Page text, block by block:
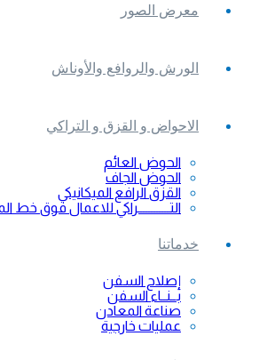
معرض الصور
الورش والروافع والأوناش
الاحواض و القزق و التراكي
الحوض العائم
الحوض الجاف
القزق الرافع الميكانيكي
التــــــــــــراكي للاعمال فوق خط
خدماتنا
إصلاح السفن
بــنــاء السفن
صناعة المعادن
عمليات خارجية